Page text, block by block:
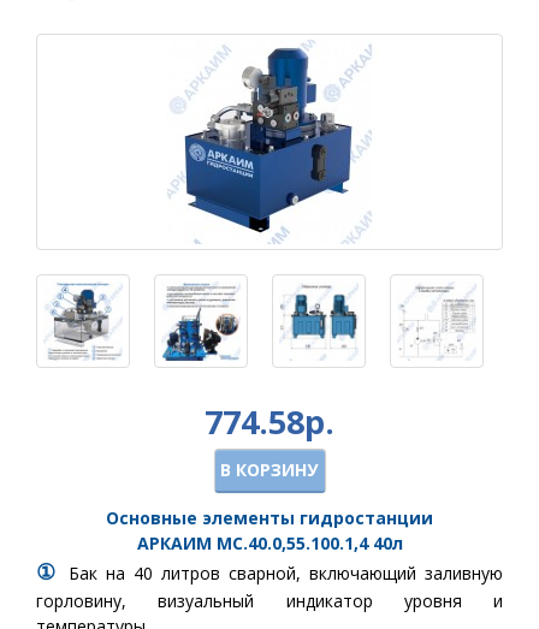
774.58р.
В КОРЗИНУ
Основные элементы гидростанции
АРКАИМ МС.40.0,55.100.1,4 40л
① Бак на 40 литров сварной, включающий заливную
горловину, визуальный индикатор уровня и